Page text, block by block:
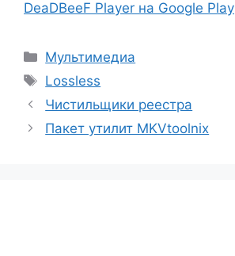
DeaDBeeF Player на Google Play
Рубрики
Мультимедиа
Метки
Lossless
Чистильщики реестра
Пакет утилит MKVtoolnix